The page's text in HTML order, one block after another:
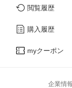
閲覧履歴
購入履歴
myクーポン
企業情